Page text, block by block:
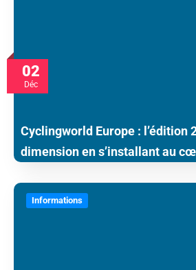
02
Déc
Cyclingworld Europe : l’édition
dimension en s’installant au
Informations